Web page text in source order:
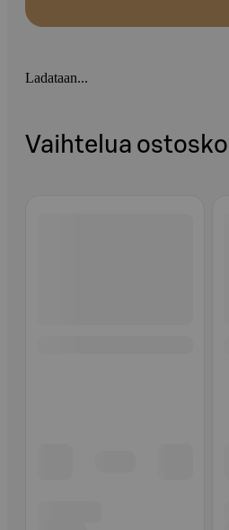
Ladataan...
Vaihtelua